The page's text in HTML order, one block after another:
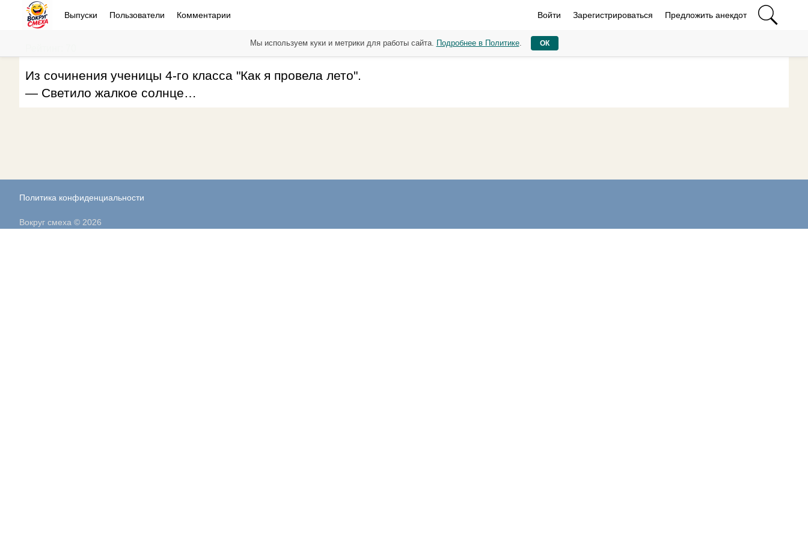
Выпуски Пользователи Комментарии Войти Зарегистрироваться Предложить анекдот
Из сочинения ученицы 4-го класса "Как я провела лето".
— Светило жалкое солнце…
Политика конфиденциальности
Мы используем куки и метрики для работы сайта. Подробнее в Политике. ОК
Вокруг смеха © 2026